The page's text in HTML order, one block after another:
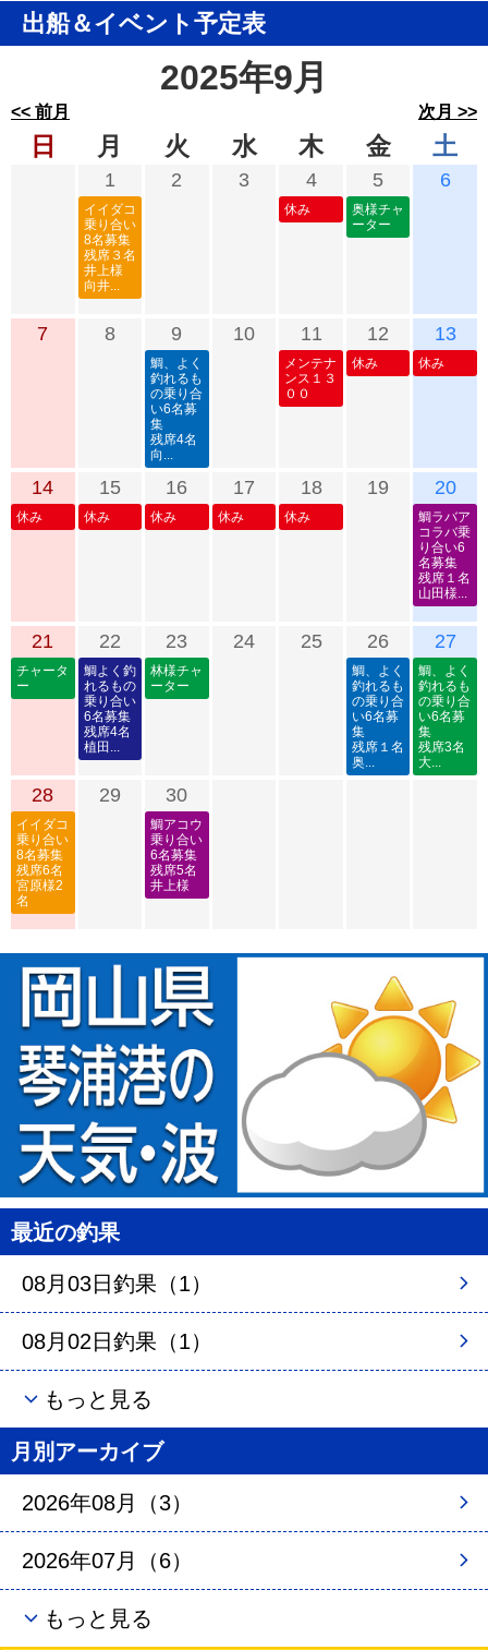
出船＆イベント予定表
2025年9月
<< 前月 次月 >>
日 月 火 水 木 金 土
1
イイダコ
乗り合い
8名募集
残席３名
井上様
向井...
2 3 4
休み
5
奥様チャ
ーター
6
7 8 9
鯛、よく
釣れるも
の乗り合
い6名募
集
残席4名
向...
10 11
メンテナ
ンス１３
００
12
休み
13
休み
14
休み
15
休み
16
休み
17
休み
18
休み
19 20
鯛ラバア
コラバ乗
り合い6
名募集
残席１名
山田様...
21
チャータ
ー
22
鯛よく釣
れるもの
乗り合い
6名募集
残席4名
植田...
23
林様チャ
ーター
24 25 26
鯛、よく
釣れるも
の乗り合
い6名募
集
残席１名
奥...
27
鯛、よく
釣れるも
の乗り合
い6名募
集
残席3名
大...
28
イイダコ
乗り合い
8名募集
残席6名
宮原様2
名
29 30
鯛アコウ
乗り合い
6名募集
残席5名
井上様
最近の釣果
08月03日釣果（1）
08月02日釣果（1）
もっと見る
月別アーカイブ
2026年08月（3）
2026年07月（6）
もっと見る